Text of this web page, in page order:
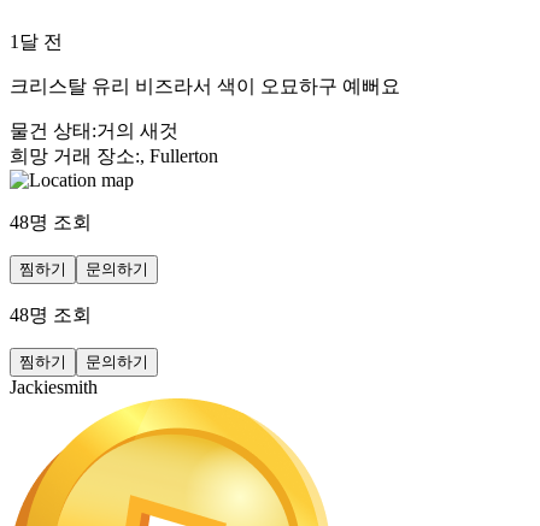
1달 전
크리스탈 유리 비즈라서 색이 오묘하구 예뻐요
물건 상태 :거의 새것
희망 거래 장소:, Fullerton
48명 조회
찜하기 문의하기
48명 조회
찜하기 문의하기
Jackiesmith